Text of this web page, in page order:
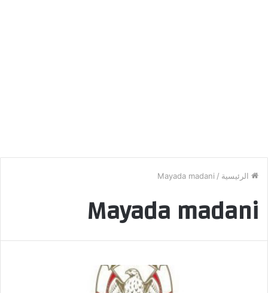
الرئيسية /
Mayada madani
Mayada madani